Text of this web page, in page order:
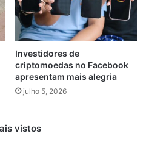
Investidores de
criptomoedas no Facebook
apresentam mais alegria
julho 5, 2026
vistos